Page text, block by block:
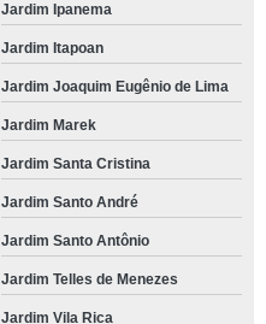
Jardim Ipanema
Jardim Itapoan
Jardim Joaquim Eugênio de Lima
Jardim Marek
Jardim Santa Cristina
Jardim Santo André
Jardim Santo Antônio
Jardim Telles de Menezes
Jardim Vila Rica